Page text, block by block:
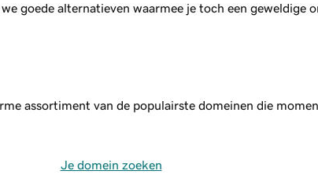
goede alternatieven waarmee je toch een geweldige
assortiment van de populairste domeinen die
Je domein zoeken